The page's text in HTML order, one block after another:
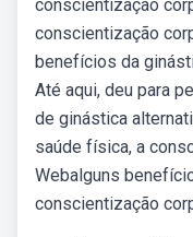
conscientização
conscientização
benefícios da
Até aqui, deu para
de ginástica
saúde física, a
Webalguns
conscientização